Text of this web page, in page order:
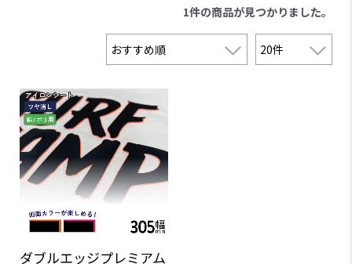
1件の商品が見つかりました。
ダブルエッジプレミアム